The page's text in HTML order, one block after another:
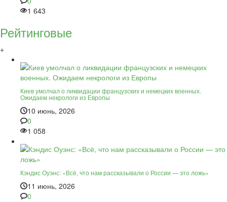
1 643
Рейтинговые
+
Киев умолчал о ликвидации французских и немецких военных.
Ожидаем некрологи из Европы
10 июнь, 2026
0
1 058
Кэндис Оуэнс: «Всё, что нам рассказывали о России — это ложь»
11 июнь, 2026
0